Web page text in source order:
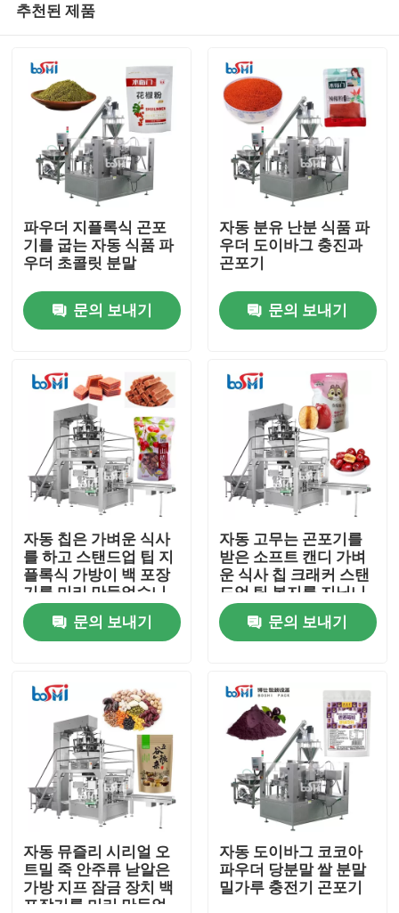
집
제품
회사 소개
공장 견학
품질 관리
조회를 요청하다
분말 포장기
수직 곤포기
과립 포장기
추천된 제품
파우더 지플록식 곤포
기를 굽는 자동 식품 파
우더 초콜릿 분말
문의 보내기
자동 분유 난분 식품 파
우더 도이바그 충진과
곤포기
문의 보내기
자동 칩은 가벼운 식사
를 하고 스탠드업 팁 지
플록식 가방이 백 포장
기를 미리 만들었습니
다
문의 보내기
자동 고무는 곤포기를
받은 소프트 캔디 가벼
운 식사 칩 크래커 스탠
드업 팁 봉지를 지닙니
다
문의 보내기
자동 뮤즐리 시리얼 오
트밀 죽 안주류 낟알은
가방 지프 잠금 장치 백
포장기를 미리 만들었
자동 도이바그 코코아
파우더 당분말 쌀 분말
밀가루 충전기 곤포기